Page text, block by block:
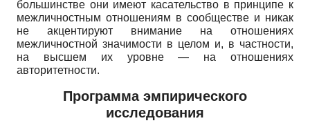
большинстве они имеют касательство в принципе к
межличностным отношениям в сообществе и никак
не акцентируют внимание на отношениях
межличностной значимости в целом и, в частности,
на высшем их уровне — на отношениях
авторитетности.
Программа эмпирического
исследования